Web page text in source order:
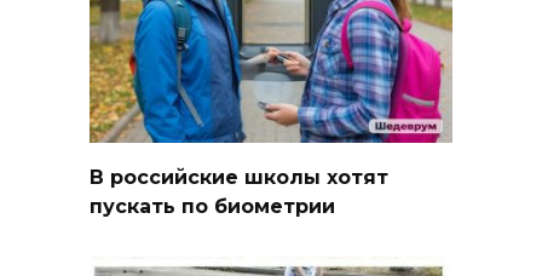
В российские школы хотят
пускать по биометрии